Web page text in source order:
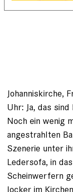
Johanniskirche,
Uhr: Ja, das
Noch ein wenig
angestrahlten
Szenerie unter
Ledersofa, in
Scheinwerfern
locker im